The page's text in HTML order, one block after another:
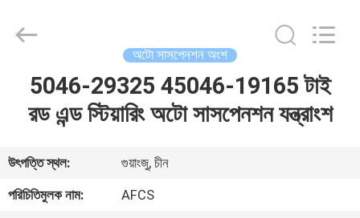
বাড়ি
ভিডিও
PARTS
Reserved.
অটো সাসপেনশন অংশ
5046-29325 45046-19165 টাই
রড এন্ড স্টিয়ারিং অটো সাসপেনশন যন্ত্রাংশ
উৎপত্তি স্থল:
গুয়াংজু, চীন
পরিচিতিমুলক নাম:
AFCS